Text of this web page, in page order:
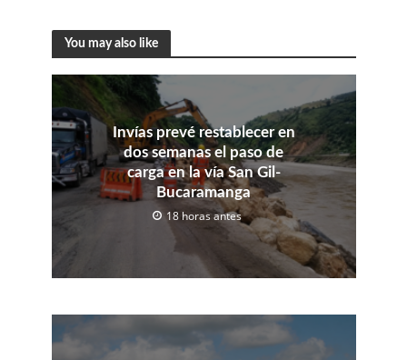
You may also like
Invías prevé restablecer en
dos semanas el paso de
carga en la vía San Gil-
Bucaramanga
18 horas antes